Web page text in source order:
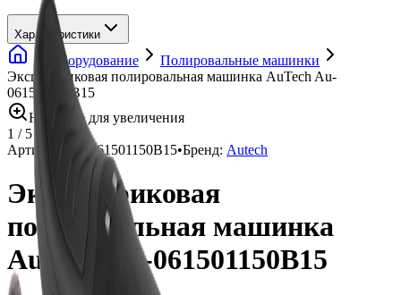
Характеристики
Оборудование
Полировальные машинки
Эксцентриковая полировальная машинка AuTech Au-
061501150B15
Нажмите для увеличения
1 / 5
Артикул:
Au-061501150B15•Бренд: Autech
Эксцентриковая
полировальная машинка
AuTech Au-061501150B15